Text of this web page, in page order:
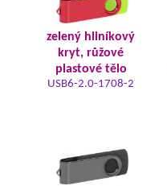
zelený hliníkový
kryt, růžové
plastové tělo
USB6-2.0-1708-2